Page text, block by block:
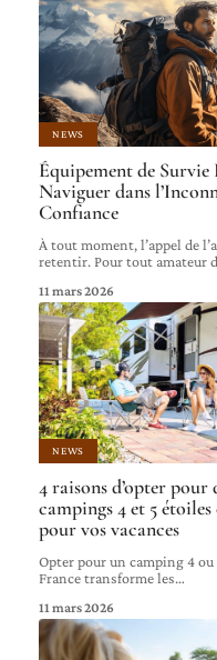
NEWS
Équipement de Survie
Naviguer dans
Confiance
À tout moment, l’appel de
retentir. Pour tout amateur
11 mars 2026
NEWS
4 raisons d’opter pour
campings 4 et 5 étoiles
pour vos vacances
Opter pour un camping 4 ou
France transforme les…
11 mars 2026